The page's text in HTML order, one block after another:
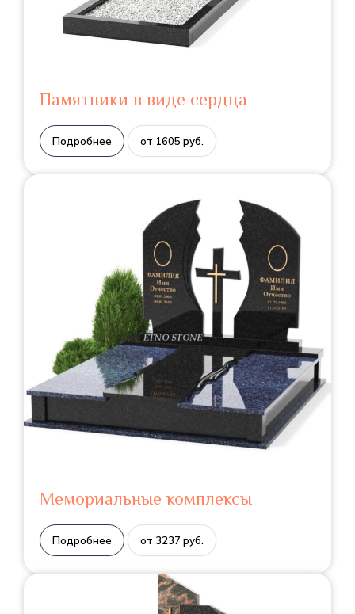
Памятники в виде сердца
Подробнее от 1605 руб.
Мемориальные комплексы
Подробнее от 3237 руб.